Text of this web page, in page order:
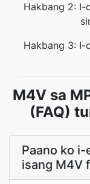
Hakbang 2:
Hakbang 3:
M4V sa
(FAQ)
Paano ko
isang M4V